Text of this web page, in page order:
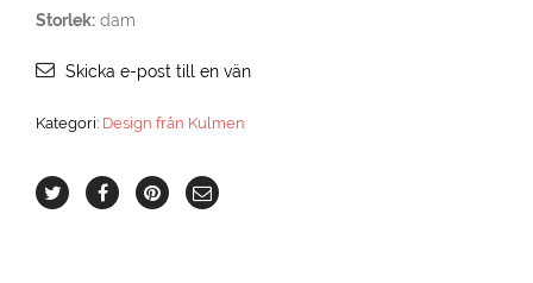
Storlek: dam
Skicka e-post till en vän
Kategori: Design från Kulmen